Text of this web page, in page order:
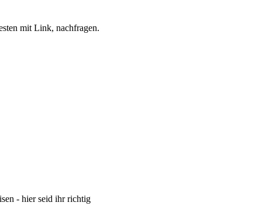
mit Link, nachfragen.
- hier seid ihr richtig